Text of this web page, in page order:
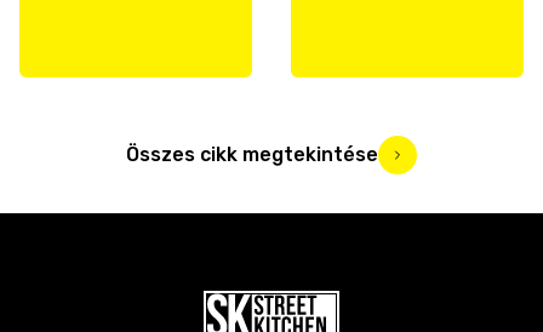
Összes cikk megtekintése